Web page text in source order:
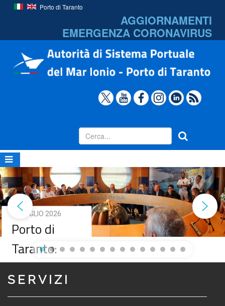
Porto di Taranto
AGGIORNAMENTI
EMERGENZA CORONAVIRUS
31 LUGLIO 2026
Porto di
Taranto:
istituita la
nuova sede
SERVIZI